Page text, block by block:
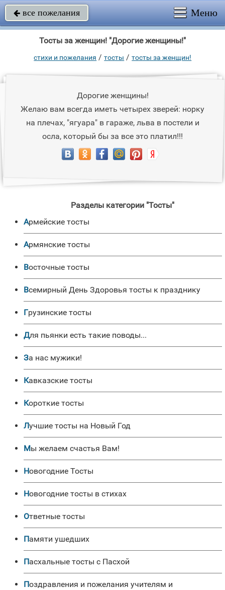
 все пожелания Меню
Тосты за женщин! "Дорогие женщины!"
стихи и пожелания /тосты /тосты за женщин!
Дорогие женщины!
Желаю вам всегда иметь четырех зверей: норку
на плечах, "ягуара" в гараже, льва в постели и
осла, который бы за все это платил!!!
Разделы категории "Тосты"
Армейские тосты
Армянские тосты
Восточные тосты
Всемирный День Здоровья тосты к празднику
Грузинские тосты
Для пьянки есть такие поводы...
За нас мужики!
Кавказские тосты
Короткие тосты
Лучшие тосты на Новый Год
Мы желаем счастья Вам!
Новогодние Тосты
Новогодние тосты в стихах
Ответные тосты
Памяти ушедших
Пасхальные тосты с Пасхой
Поздравления и пожелания учителям и